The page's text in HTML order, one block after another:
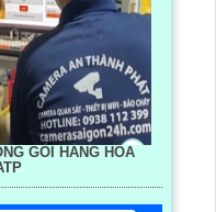
GÓI HÀNG HÓA